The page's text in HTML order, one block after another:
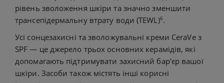
рівень зволоження шкіри та значно зменшити
трансепідермальну втрату води (TEWL)6.
Усі сонцезахисні та зволожувальні креми CeraVe з
SPF — це джерело трьох основних керамідів, які
допомагають підтримувати захисний бар'єр вашої
шкіри. Засоби також містять інші корисні